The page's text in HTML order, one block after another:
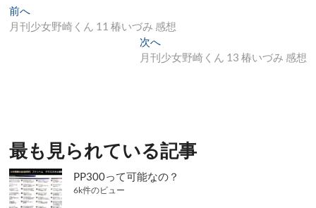
投
稿
シ
ョ
ン
前へ
去
月刊少女野崎くん 11 椿いづみ 感想
次へ次
の
月刊少女野崎くん 13 椿いづみ 感想
最も見られている記事
PP300って可能なの？
6k件のビュー